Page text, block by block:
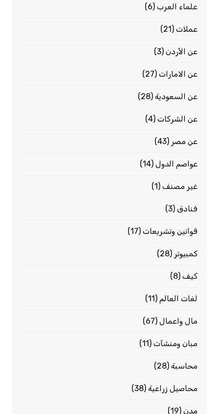
علماء العرب(6)
عملات(21)
عن الأردن(3)
عن الامارات(27)
عن السعودية(28)
عن الشركات(4)
عن مصر (43)
عواصم الدول(14)
غير مصنف(1)
فنادق(3)
قوانين وتشريعات(17)
كمبيوتر (28)
كيف(8)
لغات العالم (11)
مال واعمال(67)
مبان ومنشآت(11)
محاسبة(28)
محاصيل زراعية(38)
مدن(19)